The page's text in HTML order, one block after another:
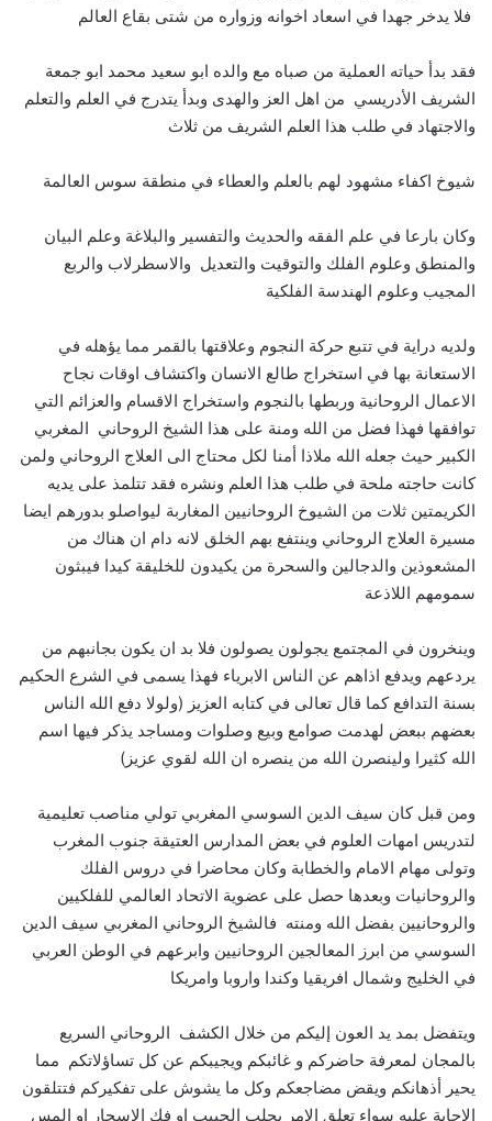
فلا يدخر جهدا في اسعاد اخوانه وزواره من شتى بقاع العالم
فقد بدأ حياته العملية من صباه مع والده ابو سعيد محمد ابو جمعة
الشريف الأدريسي من اهل العز والهدى وبدأ يتدرج في العلم والتعلم
والاجتهاد في طلب هذا العلم الشريف من ثلاث
شيوخ اكفاء مشهود لهم بالعلم والعطاء في منطقة سوس العالمة
وكان بارعا في علم الفقه والحديث والتفسير والبلاغة وعلم البيان
والمنطق وعلوم الفلك والتوقيت والتعديل والاسطرلاب والربع
المجيب وعلوم الهندسة الفلكية
ولديه دراية في تتبع حركة النجوم وعلاقتها بالقمر مما يؤهله في
الاستعانة بها في استخراج طالع الانسان واكتشاف اوقات نجاح
الاعمال الروحانية وربطها بالنجوم واستخراج الاقسام والعزائم التي
توافقها فهذا فضل من الله ومنة على هذا الشيخ الروحاني المغربي
الكبير حيث جعله الله ملاذا أمنا لكل محتاج الى العلاج الروحاني ولمن
كانت حاجته ملحة في طلب هذا العلم ونشره فقد تتلمذ على يديه
الكريمتين ثلات من الشيوخ الروحانيين المغاربة ليواصلو بدورهم ايضا
مسيرة العلاج الروحاني وينتفع بهم الخلق لانه دام ان هناك من
المشعوذين والدجالين والسحرة من يكيدون للخليقة كيدا فيبثون
سمومهم اللاذعة
وينخرون في المجتمع يجولون يصولون فلا بد ان يكون بجانبهم من
يردعهم ويدفع اذاهم عن الناس الابرياء فهذا يسمى في الشرع الحكيم
بسنة التدافع كما قال تعالى في كتابه العزيز (ولولا دفع الله الناس
بعضهم ببعض لهدمت صوامع وبيع وصلوات ومساجد يذكر فيها اسم
الله كثيرا ولينصرن الله من ينصره ان الله لقوي عزيز)
ومن قبل كان سيف الدين السوسي المغربي تولي مناصب تعليمية
لتدريس امهات العلوم في بعض المدارس العتيقة جنوب المغرب
وتولى مهام الامام والخطابة وكان محاضرا في دروس الفلك
والروحانيات وبعدها حصل على عضوية الاتحاد العالمي للفلكيين
والروحانيين بفضل الله ومنته فالشيخ الروحاني المغربي سيف الدين
السوسي من ابرز المعالجين الروحانيين وابرعهم في الوطن العربي
في الخليج وشمال افريقيا وكندا واروبا وامريكا
ويتفضل بمد يد العون إليكم من خلال الكشف الروحاني السريع
بالمجان لمعرفة حاضركم و غائبكم ويجيبكم عن كل تساؤلاتكم مما
يحير أذهانكم ويقض مضاجعكم وكل ما يشوش على تفكيركم فتتلقون
الإجابة عليه سواء تعلق الامر بجلب الحبيب او فك الاسحار او المس